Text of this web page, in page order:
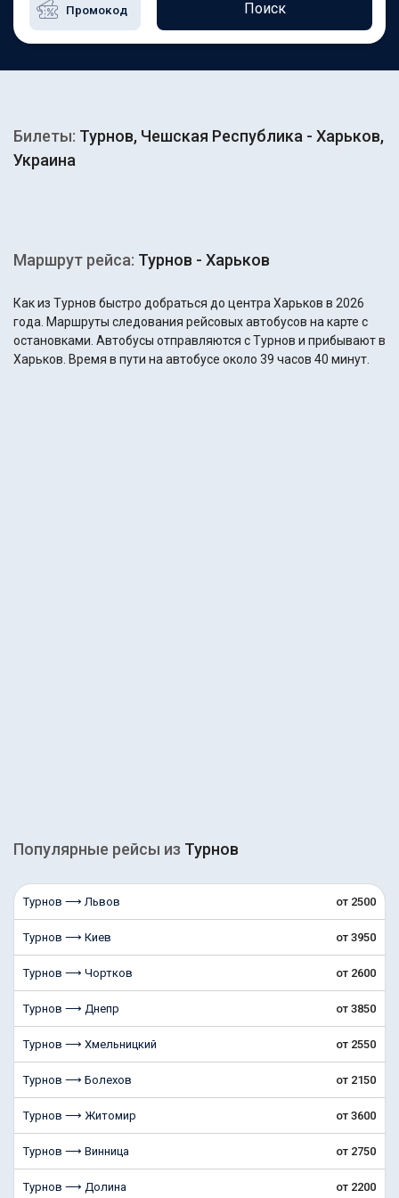
Поиск
Билеты: Турнов, Чешская Республика - Харьков,
Украина
Маршрут рейса: Турнов - Харьков
Как из Турнов быстро добраться до центра Харьков в 2026
года. Маршруты следования рейсовых автобусов на карте с
остановками. Автобусы отправляются с Турнов и прибывают в
Харьков. Время в пути на автобусе около 39 часов 40 минут.
Популярные рейсы из Турнов
Турнов ⟶ Львов от 2500
Турнов ⟶ Киев от 3950
Турнов ⟶ Чортков от 2600
Турнов ⟶ Днепр от 3850
Турнов ⟶ Хмельницкий от 2550
Турнов ⟶ Болехoв от 2150
Турнов ⟶ Житомир от 3600
Турнов ⟶ Винница от 2750
Турнов ⟶ Долина от 2200